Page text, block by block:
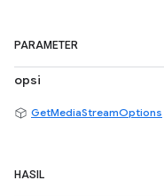
PARAMETER
opsi
GetMediaStreamOptions
HASIL